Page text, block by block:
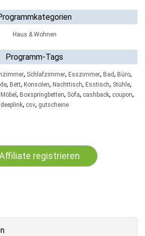
Haus & Wohnen
Programm-Tags
, Schlafzimmer, Esszimmer, Bad, Büro,
, Bett, Konsolen, Nachttisch, Esstisch, Stühle,
Möbel , Boxspringbetten, Sofa, cashback, coupon,
deeplink, csv, gutscheine
registrieren